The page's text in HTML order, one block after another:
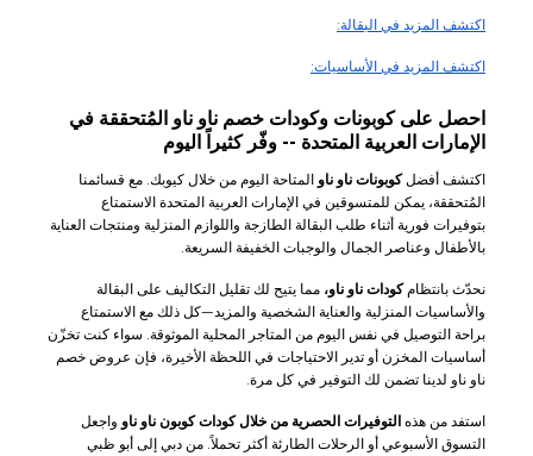
اكتشف المزيد في البقالة:
اكتشف المزيد في الأساسيات:
احصل على كوبونات وكودات خصم ناو ناو المُتحققة في
الإمارات العربية المتحدة -- وفّر كثيراً اليوم
اكتشف أفضلكوبونات ناو ناو المتاحة اليوم من خلال كيوبك. مع قسائمنا
المُتحققة، يمكن للمتسوقين في الإمارات العربية المتحدة الاستمتاع
بتوفيرات فورية أثناء طلب البقالة الطازجة واللوازم المنزلية ومنتجات العناية
بالأطفال وعناصر الجمال والوجبات الخفيفة السريعة.
نحدّث بانتظامكودات ناو ناو، مما يتيح لك تقليل التكاليف على البقالة
والأساسيات المنزلية والعناية الشخصية والمزيد—كل ذلك مع الاستمتاع
براحة التوصيل في نفس اليوم من المتاجر المحلية الموثوقة. سواء كنت تخزّن
أساسيات المخزن أو تدير الاحتياجات في اللحظة الأخيرة، فإن عروض خصم
ناو ناو لدينا تضمن لك التوفير في كل مرة.
استفد من هذه التوفيرات الحصرية من خلال كودات كوبون ناو ناو واجعل
التسوق الأسبوعي أو الرحلات الطارئة أكثر تحملاً. من دبي إلى أبو ظبي